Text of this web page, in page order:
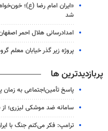
«ایران امام رضا (ع)؛
شد
امدادرسانی هلال احمر اصفهان به ۳۶ حادثه‌دیده در ۲۴
پروژه زیر گذر خیابان معلم
پربازدیدترین ها
پاسخ تأمین‌اجتماعی به زمان
سامانه ضد موشکی لیزری؛
ترامپ: فکر می‌کنم جنگ با